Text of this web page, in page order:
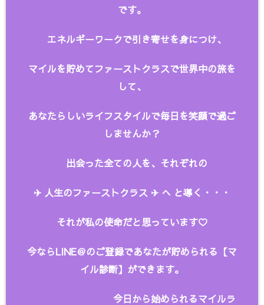
です。
エネルギーワークで引き寄せを身につけ、
マイルを貯めてファーストクラスで世界中の旅を
して、
あなたらしいライフスタイルで毎日を笑顔で過ご
しませんか？
出会った全ての人を、 それぞれの
✈︎ 人生のファーストクラス ✈︎ へ と導く・・・
それが私の使命だと思っています♡
今ならLINE＠のご登録であなたが貯められる【マ
イル診断】ができます。
今日から始められるマイルラ